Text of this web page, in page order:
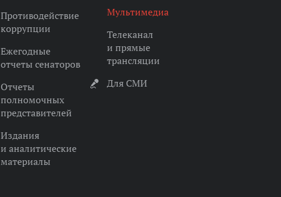
Противодействие
коррупции
Ежегодные
отчеты сенаторов
Отчеты
полномочных
представителей
Издания
и аналитические
материалы
Мультимедиа
Телеканал
и прямые
трансляции
Для СМИ